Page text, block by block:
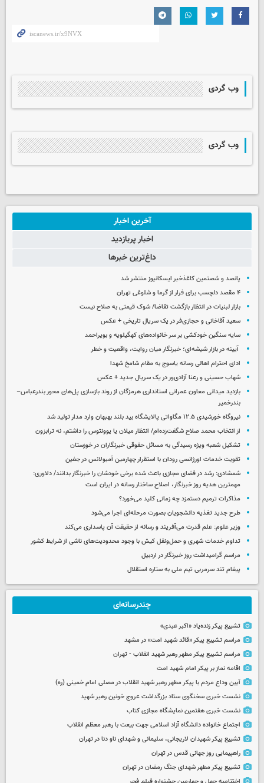
وب گردی
وب گردی
آخرین اخبار
اخبار پربازدید
داغ‌ترین خبرها
پانصد و شصتمین کاغذخبر ایسکانیوز منتشر شد
۴ مقصد دلچسب برای فرار از گرما و شلوغی تهران
بازار لبنیات در انتظار بازگشت تقاضا/ شوک قیمتی به صلاح نیست
سعید آقاخانی و حجازی‌فر در یک سریال تاریخی + عکس
سایه سنگین خودکشی بر سر خانواده‌های کهگیلویه و بویراحمد
آیینه در بازار شیشه‌ای؛ خبرنگار میان روایت، واقعیت و خطر
ادای احترام اهالی رسانه یاسوج به مقام شامخ شهدا
شهاب حسینی و رعنا آزادی‌ور در یک سریال جدید + عکس
بازدید میدانی معاون عمرانی استانداری هرمزگان از روند بازسازی پل‌های محور بندرعباس–
بندرخمیر
نیروگاه خورشیدی ۱۲.۵ مگاواتی پالایشگاه بید بلند بهبهان وارد مدار تولید شد
از انتخاب محمد صلاح شگفت‌زده‌ام/ انتظار میلان یا یوونتوس را داشتم، نه ترابزون
تشکیل شعبه ویژه رسیدگی به مسائل حقوقی خبرنگاران در خوزستان
تقویت خدمات اورژانسی رودان با استقرار چهارمین آمبولانس در جغین
شمشادی: رشد در فضای مجازی باعث شده برخی خودشان را خبرنگار بدانند/ دلاوری:
مهمترین هدیه‌ روز خبرنگار، اصلاح ساختار رسانه در ایران است
مذاکرات ترمیم دستمزد چه زمانی کلید می‌خورد؟
طرح جدید تغذیه دانشجویان بصورت مرحله‌ای اجرا می‌شود
وزیر علوم: علم قدرت می‌آفریند و رسانه از حقیقت آن پاسداری می‌کند
تداوم خدمات شهری و حمل‌ونقل کیش با وجود محدودیت‌های ناشی از شرایط کشور
مراسم گرامیداشت روز خبرنگار در اردبیل
پیغام تند سرمربی تیم ملی به ستاره استقلال
چندرسانه‌ای
تشییع پیکر زنده‌یاد «اکبر عبدی»
مراسم تشییع پیکر «قائد شهید امت» در مشهد
مراسم تشییع پیکر مطهر رهبر شهید انقلاب - تهران
اقامه نماز بر پیکر امام شهید امت
آیین وداع مردم با پیکر مطهر رهبر شهید انقلاب در مصلی امام خمینی (ره)
نشست خبری سخنگوی ستاد بزرگداشت عروج خونین رهبر شهید
نشست خبری هفتمین نمایشگاه مجازی کتاب
اجتماع خانواده دانشگاه آزاد اسلامی جهت بیعت با رهبر معظم انقلاب
تشییع پیکر شهیدان لاریجانی، سلیمانی و شهدای ناو دنا در تهران
راهپیمایی روز جهانی قدس در تهران
تشییع پیکر مطهر شهدای جنگ رمضان در تهران